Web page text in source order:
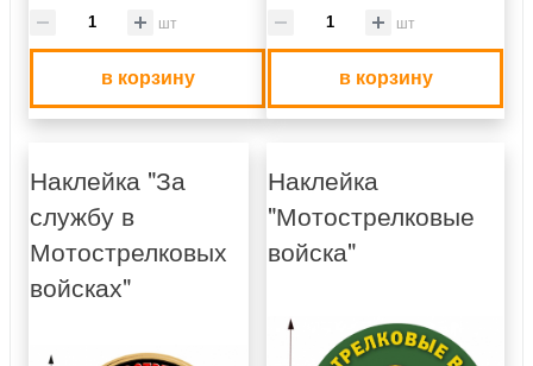
шт
в корзину
шт
в корзину
Наклейка "За
службу в
Мотострелковых
войсках"
Наклейка
"Мотострелковые
войска"